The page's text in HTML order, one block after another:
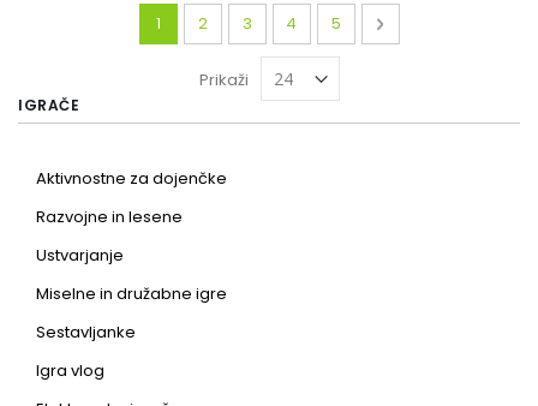
Stran
Trenutno berete stran
1 Stran
2 Stran
3 Stran
4 Stran
5 Stran
Naslednja
Prikaži
IGRAČE
Aktivnostne za dojenčke
Razvojne in lesene
Ustvarjanje
Miselne in družabne igre
Sestavljanke
Igra vlog